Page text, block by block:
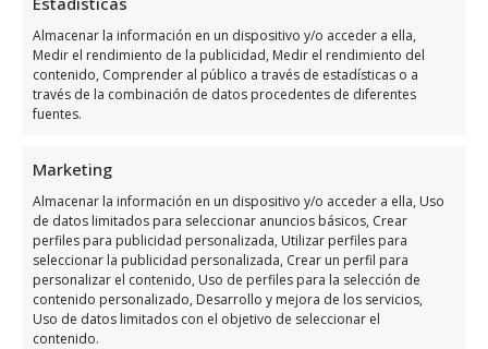
Almacenar la información en un dispositivo y/o acceder a ella,
Medir el rendimiento de la publicidad, Medir el rendimiento del
contenido, Comprender al público a través de estadísticas o a
través de la combinación de datos procedentes de diferentes
fuentes.
Marketing
Almacenar la información en un dispositivo y/o acceder a ella, Uso
de datos limitados para seleccionar anuncios básicos, Crear
perfiles para publicidad personalizada, Utilizar perfiles para
seleccionar la publicidad personalizada, Crear un perfil para
personalizar el contenido, Uso de perfiles para la selección de
contenido personalizado, Desarrollo y mejora de los servicios,
Uso de datos limitados con el objetivo de seleccionar el
contenido.
y cuenta con más de 8 opiniones.
Llamar Ahora
Activa Orihuela Sl se encuentra ubicado en
Av. Teodomiro, 15, 03300 ENB, Alicante,
España, utiliza el siguientemapa para llegar
fácilmente: